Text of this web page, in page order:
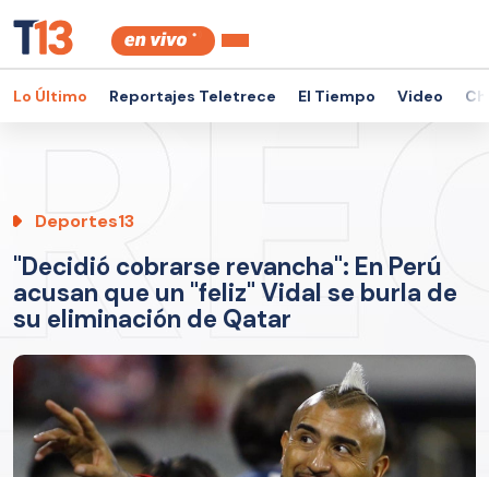
Lo Último Reportajes Teletrece El Tiempo Video
Deportes13
"Decidió cobrarse revancha": En Perú
acusan que un "feliz" Vidal se burla de
su eliminación de Qatar